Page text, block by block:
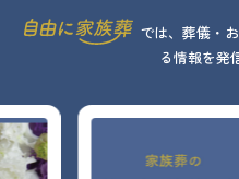
では、葬儀・
る情報を発